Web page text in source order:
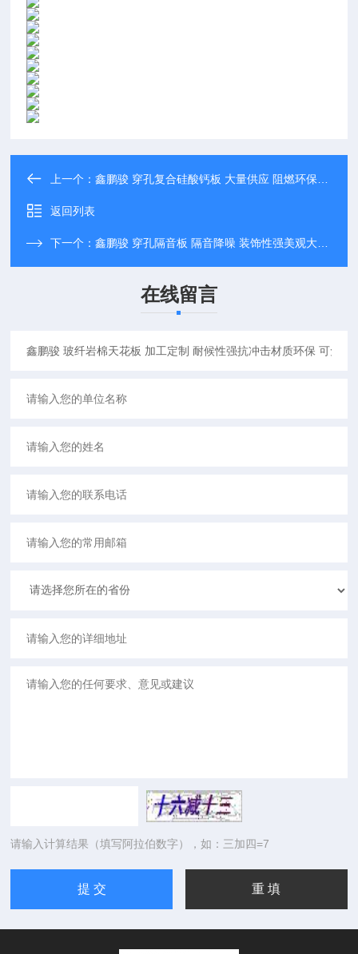
上一个：鑫鹏骏 穿孔复合硅酸钙板 大量供应 阻燃环保板材隔音施工
返回列表
下一个：鑫鹏骏 穿孔隔音板 隔音降噪 装饰性强美观大方 大量批发
在线留言
请输入计算结果（填写阿拉伯数字），如：三加四=7